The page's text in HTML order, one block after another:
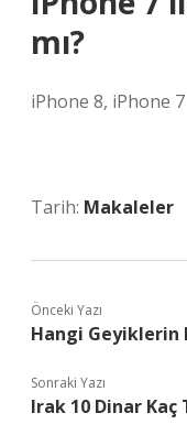
mı?
iPhone 8, iPhone 7
Tarih: Makaleler
Önceki Yazı
Hangi Geyiklerin
Sonraki Yazı
Irak 10 Dinar Kaç